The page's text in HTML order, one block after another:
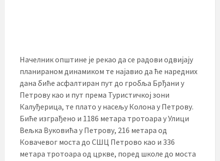
Начелник општине је рекао да се радови одвијају
планираном динамиком те најавио да ће наредних
дана биће асфалтиран пут до гробља Брђани у
Петрову као и пут према Туристичкој зони
Калуђерица, те плато у насељу Колона у Петрову.
Биће изграђено и 1186 метара тротоара у Улици
Вељка Вуковића у Петрову, 216 метара од
Ковачевог моста до СШЦ Петрово као и 336
метара тротоара од цркве, поред школе до моста